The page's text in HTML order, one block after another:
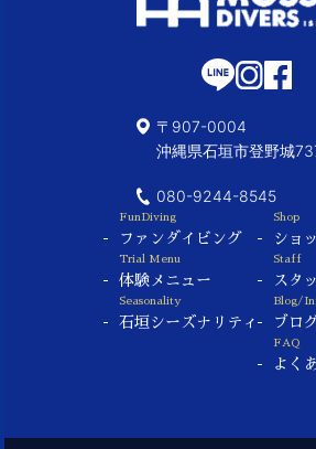
〒907-0004
沖縄県石垣市登野城
080-9244-8545
FunDiving
ファンダイビング
Trial Menu
体験メニュー
Seasonality
石垣シーズナリティ
Shop
ショ
Staff
スタ
Blog/
ブロ
FAQ
よく